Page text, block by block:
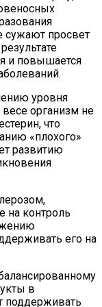
сужают просвет
и повышается
уровня
организм не
что
«плохого»
развитию
на контроль
его на
в
поддерживать